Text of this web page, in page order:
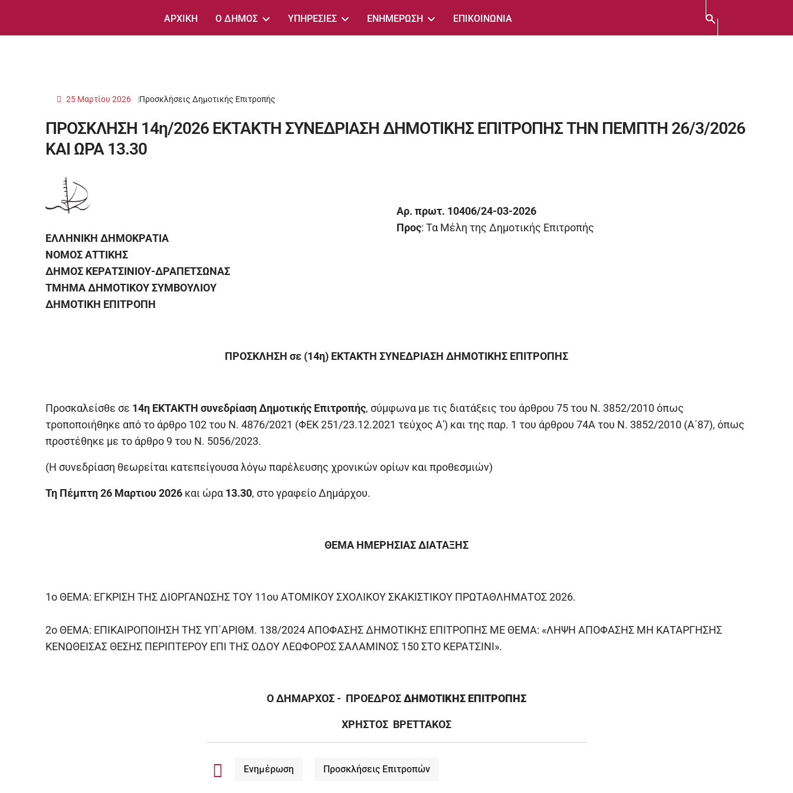
ΑΡΧΙΚΗ Ο ΔΗΜΟΣ ΥΠΗΡΕΣΙΕΣ ΕΝΗΜΕΡΩΣΗ ΕΠΙΚΟΙΝΩΝΙΑ
Προσκλήσεις Δημοτικής Επιτροπής
25 Μαρτίου 2026
ΠΡΟΣΚΛΗΣΗ 14η/2026 ΕΚΤΑΚΤΗ ΣΥΝΕΔΡΙΑΣΗ ΔΗΜΟΤΙΚΗΣ ΕΠΙΤΡΟΠΗΣ ΤΗΝ ΠΕΜΠΤΗ 26/3/2026
ΚΑΙ ΩΡΑ 13.30
ΕΛΛΗΝΙΚΗ ΔΗΜΟΚΡΑΤΙΑ
ΝΟΜΟΣ ΑΤΤΙΚΗΣ
ΔΗΜΟΣ ΚΕΡΑΤΣΙΝΙΟΥ-ΔΡΑΠΕΤΣΩΝΑΣ
ΤΜΗΜΑ ΔΗΜΟΤΙΚΟΥ ΣΥΜΒΟΥΛΙΟΥ
ΔΗΜΟΤΙΚΗ ΕΠΙΤΡΟΠΗ
Αρ. πρωτ. 10406/24-03-2026
Προς: Τα Μέλη της Δημοτικής Επιτροπής
ΠΡΟΣΚΛΗΣΗ σε (14η) ΕΚΤΑΚΤΗ ΣΥΝΕΔΡΙΑΣΗ ΔΗΜΟΤΙΚΗΣ ΕΠΙΤΡΟΠΗΣ
Προσκαλείσθε σε 14η ΕΚΤΑΚΤΗ συνεδρίαση Δημοτικής Επιτροπής, σύμφωνα με τις διατάξεις του άρθρου 75 του Ν. 3852/2010 όπως
τροποποιήθηκε από το άρθρο 102 του Ν. 4876/2021 (ΦΕΚ 251/23.12.2021 τεύχος Α') και της παρ. 1 του άρθρου 74A του N. 3852/2010 (Α΄87), όπως
προστέθηκε με το άρθρο 9 του Ν. 5056/2023.
(Η συνεδρίαση θεωρείται κατεπείγουσα λόγω παρέλευσης χρονικών ορίων και προθεσμιών)
Τη Πέμπτη 26 Μαρτιου 2026 και ώρα 13.30, στο γραφείο Δημάρχου.
ΘΕΜΑ ΗΜΕΡΗΣΙΑΣ ΔΙΑΤΑΞΗΣ
1ο ΘΕΜΑ: ΕΓΚΡΙΣΗ ΤΗΣ ΔΙΟΡΓΑΝΩΣΗΣ ΤΟΥ 11ου ΑΤΟΜΙΚΟΥ ΣΧΟΛΙΚΟΥ ΣΚΑΚΙΣΤΙΚΟΥ ΠΡΩΤΑΘΛΗΜΑΤΟΣ 2026.
2ο ΘΕΜΑ: ΕΠΙΚΑΙΡΟΠΟΙΗΣΗ ΤΗΣ ΥΠ΄ΑΡΙΘΜ. 138/2024 ΑΠΟΦΑΣΗΣ ΔΗΜΟΤΙΚΗΣ ΕΠΙΤΡΟΠΗΣ ΜΕ ΘΕΜΑ: «ΛΗΨΗ ΑΠΟΦΑΣΗΣ ΜΗ ΚΑΤΑΡΓΗΣΗΣ
ΚΕΝΩΘΕΙΣΑΣ ΘΕΣΗΣ ΠΕΡΙΠΤΕΡΟΥ ΕΠΙ ΤΗΣ ΟΔΟΥ ΛΕΩΦΟΡΟΣ ΣΑΛΑΜΙΝΟΣ 150 ΣΤΟ ΚΕΡΑΤΣΙΝΙ».
Ο ΔΗΜΑΡΧΟΣ - ΠΡΟΕΔΡΟΣΔΗΜΟΤΙΚΗΣ ΕΠΙΤΡΟΠΗΣ
ΧΡΗΣΤΟΣ ΒΡΕΤΤΑΚΟΣ
Ενημέρωση Προσκλήσεις Επιτροπών